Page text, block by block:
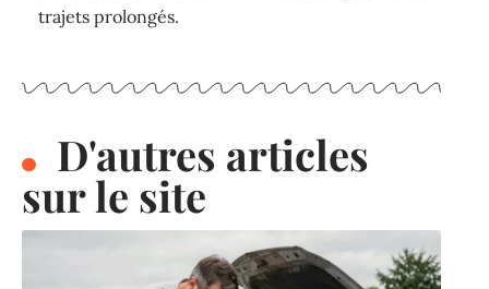
trajets prolongés.
D'autres articles
sur le site